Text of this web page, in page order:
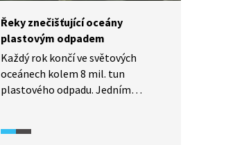
Řeky znečišťující oceány
plastovým odpadem
Každý rok končí ve světových
oceánech kolem 8 mil. tun
plastového odpadu. Jedním
protékají hustě zalidněnými státy